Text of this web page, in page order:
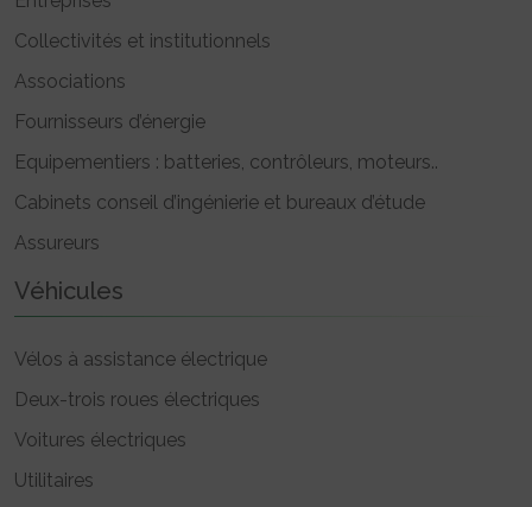
Collectivités et institutionnels
Associations
Fournisseurs d’énergie
Equipementiers : batteries, contrôleurs, moteurs..
Cabinets conseil d’ingénierie et bureaux d’étude
Assureurs
Véhicules
Vélos à assistance électrique
Deux-trois roues électriques
Voitures électriques
Utilitaires